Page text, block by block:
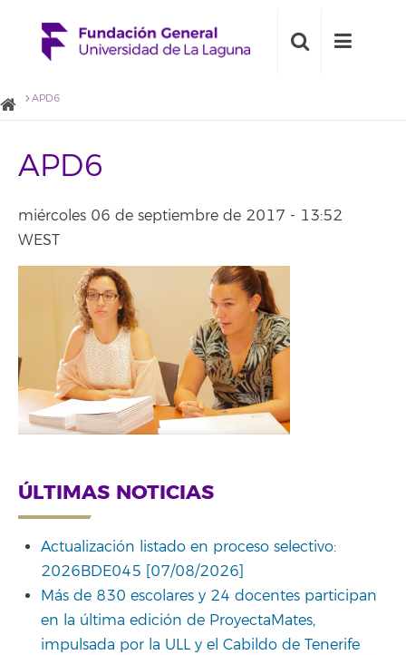
APD6
APD6
miércoles 06 de septiembre de 2017 - 13:52
WEST
ÚLTIMAS NOTICIAS
Actualización listado en proceso selectivo:
2026BDE045 [07/08/2026]
Más de 830 escolares y 24 docentes participan
en la última edición de ProyectaMates,
impulsada por la ULL y el Cabildo de Tenerife